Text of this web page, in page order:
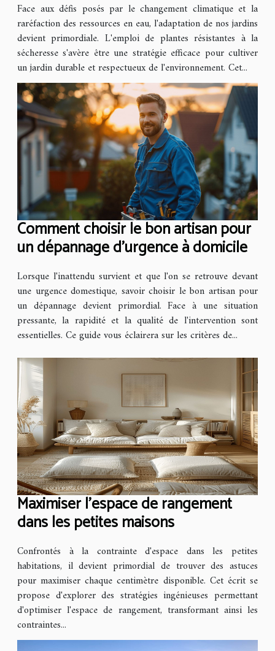
Face aux défis posés par le changement climatique et la
raréfaction des ressources en eau, l'adaptation de nos jardins
devient primordiale. L'emploi de plantes résistantes à la
sécheresse s'avère être une stratégie efficace pour cultiver
un jardin durable et respectueux de l'environnement. Cet...
Comment choisir le bon artisan pour
un dépannage d'urgence à domicile
Lorsque l'inattendu survient et que l'on se retrouve devant
une urgence domestique, savoir choisir le bon artisan pour
un dépannage devient primordial. Face à une situation
pressante, la rapidité et la qualité de l'intervention sont
essentielles. Ce guide vous éclairera sur les critères de...
Maximiser l'espace de rangement
dans les petites maisons
Confrontés à la contrainte d'espace dans les petites
habitations, il devient primordial de trouver des astuces
pour maximiser chaque centimètre disponible. Cet écrit se
propose d'explorer des stratégies ingénieuses permettant
d'optimiser l'espace de rangement, transformant ainsi les
contraintes...